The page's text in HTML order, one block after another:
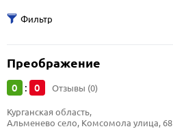
Преображение
0 : 0 Отзывы (0)
Курганская область,
Альменево село, Комсомола улица, 68